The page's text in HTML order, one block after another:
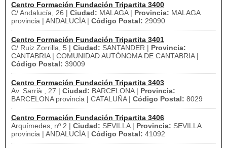
Centro Formación Fundación Tripartita 3400
C/ Andalucía, 26 | Ciudad: MALAGA | Provincia: MALAGA
provincia | ANDALUCÍA | Código Postal: 29090
Centro Formación Fundación Tripartita 3401
C/ Ruiz Zorrilla, 5 | Ciudad: SANTANDER | Provincia:
CANTABRIA | COMUNIDAD AUTÓNOMA DE CANTABRIA |
Código Postal: 39009
Centro Formación Fundación Tripartita 3403
Av. Sarrià , 27 | Ciudad: BARCELONA | Provincia:
BARCELONA provincia | CATALUÑA | Código Postal: 8029
Centro Formación Fundación Tripartita 3406
Arquímedes, nº 2 | Ciudad: SEVILLA | Provincia: SEVILLA
provincia | ANDALUCÍA | Código Postal: 41092